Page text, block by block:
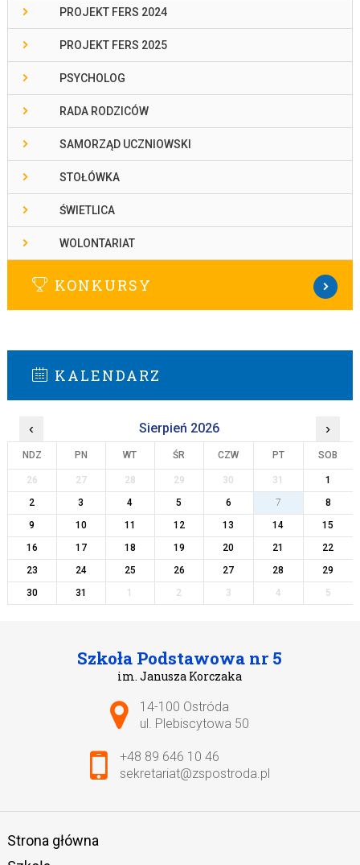
PROJEKT FERS 2024
PROJEKT FERS 2025
PSYCHOLOG
RADA RODZICÓW
SAMORZĄD UCZNIOWSKI
STOŁÓWKA
ŚWIETLICA
WOLONTARIAT
KONKURSY
KALENDARZ
‹ Sierpień 2026 ›
NDZ PN WT ŚR CZW PT SOB
26 27 28 29 30 31
1
2
3 4 5 6 7
8
9
10 11 12 13 14
15
16
17 18 19 20 21
22
23
24 25 26 27 28
29
30
31 1 2 3 4 5
Szkoła Podstawowa nr 5
im. Janusza Korczaka
Adres pocztowy:
14-100 Ostróda
ul. Plebiscytowa 50
+48 89 646 10 46
sekretariat@zspostroda.pl
Strona główna